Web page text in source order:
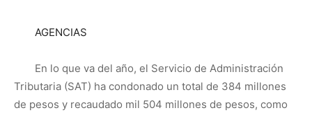
AGENCIAS
En lo que va del año, el Servicio de Administración
Tributaria (SAT) ha condonado un total de 384 millones
de pesos y recaudado mil 504 millones de pesos, como